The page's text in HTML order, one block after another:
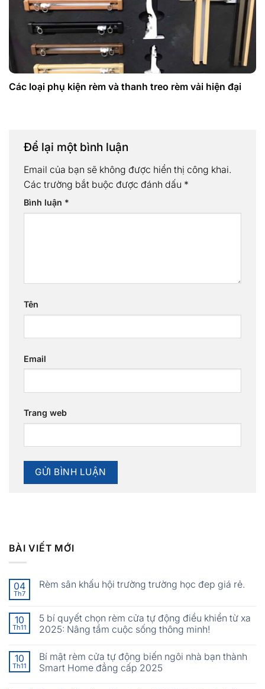
Các loại phụ kiện rèm và thanh treo rèm vải hiện đại
Để lại một bình luận
Email của bạn sẽ không được hiển thị công khai.
Các trường bắt buộc được đánh dấu *
Bình luận *
Tên
Email
Trang web
BÀI VIẾT MỚI
04
Th7
Rèm sân khấu hội trường trường học đep giá rẻ.
10
Th11
5 bí quyết chọn rèm cửa tự động điều khiển từ xa
2025: Nâng tầm cuộc sống thông minh!
10
Th11
Bí mật rèm cửa tự động biến ngôi nhà bạn thành
Smart Home đẳng cấp 2025